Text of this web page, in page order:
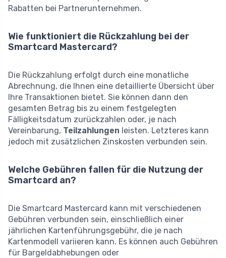
Rabatten bei Partnerunternehmen.
Wie funktioniert die Rückzahlung bei der
Smartcard Mastercard?
Die Rückzahlung erfolgt durch eine monatliche
Abrechnung, die Ihnen eine detaillierte Übersicht über
Ihre Transaktionen bietet. Sie können dann den
gesamten Betrag bis zu einem festgelegten
Fälligkeitsdatum zurückzahlen oder, je nach
Vereinbarung, Teilzahlungen leisten. Letzteres kann
jedoch mit zusätzlichen Zinskosten verbunden sein.
Welche Gebühren fallen für die Nutzung der
Smartcard an?
Die Smartcard Mastercard kann mit verschiedenen
Gebühren verbunden sein, einschließlich einer
jährlichen Kartenführungsgebühr, die je nach
Kartenmodell variieren kann. Es können auch Gebühren
für Bargeldabhebungen oder